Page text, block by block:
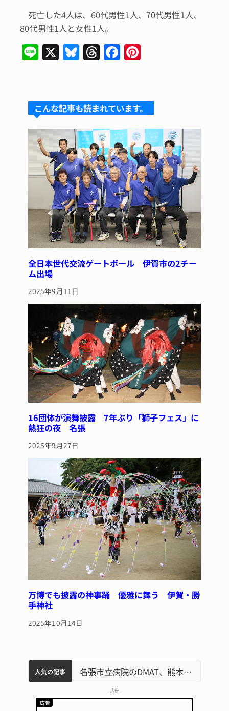
死亡した4人は、60代男性1人、70代男性1人、
80代男性1人と女性1人。
Li
n
X Bl
u
s
k
y
T
hr
a
d
s
F
a
e
b
o
o
k
re
st
こんな記事も読まれています。
全日本世代交流ゲートボール 伊賀市の2チー
ム出場
2025年9月11日
16団体が演舞披露 7年ぶり「獅子フェス」に
熱狂の夜 名張
2025年9月27日
万博でも披露の神事踊 優雅に舞う 伊賀・勝
手神社
2025年10月14日
人気の記事
名張市水道料金47％値上げへ 答申案、審議会で大筋まとまる
器物損壊容疑で83歳女逮捕 伊賀署
中学校の陶壁モニュメント 地元建設会社がボランティアで清掃 伊賀 名張市立病院のDMAT、熊本地震の被災地へ 能登以来3回目の派遣
– 広告 –